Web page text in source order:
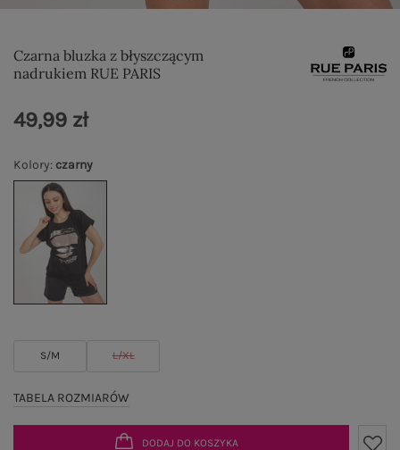
Czarna bluzka z błyszczącym
nadrukiem RUE PARIS
Kolory: czarny
S/M L/XL
TABELA ROZMIARÓW
49,99 zł
DODAJ DO KOSZYKA